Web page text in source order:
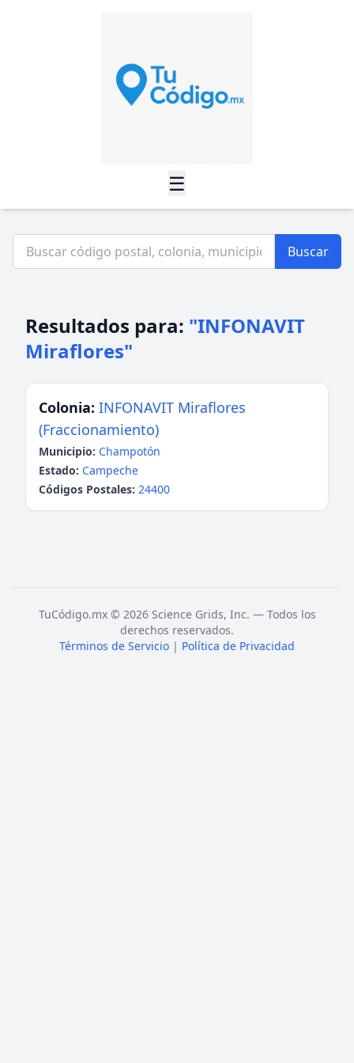
☰
Buscar
Resultados para: "INFONAVIT
Miraflores"
Colonia: INFONAVIT Miraflores
(Fraccionamiento)
Municipio: Champotón
Estado: Campeche
Códigos Postales: 24400
TuCódigo.mx © 2026 Science Grids, Inc. — Todos los
derechos reservados.
Términos de Servicio | Política de Privacidad